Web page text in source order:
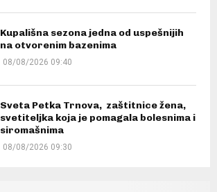
Kupališna sezona jedna od uspešnijih
na otvorenim bazenima
08/08/2026 09:40
Sveta Petka Trnova, zaštitnice žena,
svetiteljka koja je pomagala bolesnima i
siromašnima
08/08/2026 09:30